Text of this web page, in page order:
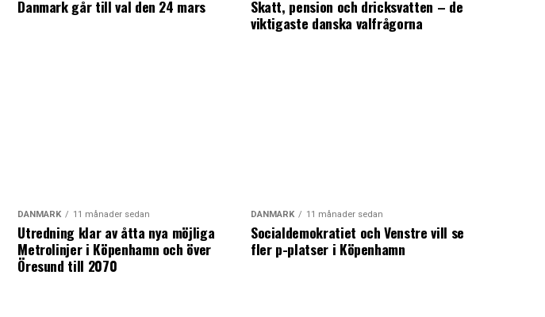
Danmark går till val den 24 mars
Skatt, pension och dricksvatten – de
viktigaste danska valfrågorna
DANMARK 11 månader sedan
Utredning klar av åtta nya möjliga
Metrolinjer i Köpenhamn och över
Öresund till 2070
DANMARK 11 månader sedan
Socialdemokratiet och Venstre vill se
fler p-platser i Köpenhamn